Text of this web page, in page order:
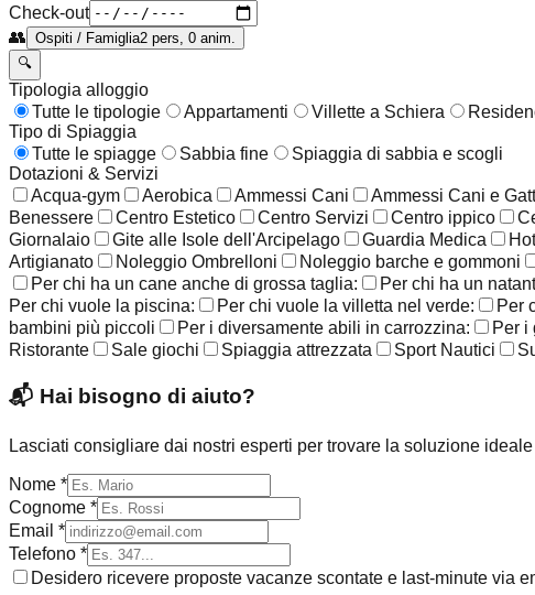
Check-out
👥 Ospiti / Famiglia2 pers, 0 anim.
🔍
Tipologia alloggio
Tutte le tipologie
Appartamenti Villette a Schiera
Tipo di Spiaggia
Tutte le spiagge
Sabbia fine
Spiaggia di sabbia e scogli
Dotazioni & Servizi
Acqua-gym
Aerobica Ammessi Cani Ammessi Cani e
Benessere
Centro Estetico Centro Servizi Centro ippico
Giornalaio
Gite alle Isole dell'Arcipelago Guardia Medica
Artigianato
Noleggio Ombrelloni Noleggio barche e gommoni
Per chi ha un cane anche di grossa taglia:
Per chi ha un
Per chi vuole la piscina:
Per chi vuole la villetta nel verde: Per
bambini più piccoli
Per i diversamente abili in carrozzina: Per i
Ristorante
Sale giochi Spiaggia attrezzata Sport Nautici
📬 Hai bisogno di aiuto?
Lasciati consigliare dai nostri esperti per trovare la soluzione
Nome *
Cognome *
Email *
Telefono *
Desidero ricevere proposte vacanze scontate e last-minute via